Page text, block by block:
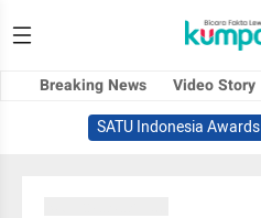
Breaking News Video Story
SATU Indonesia Awards